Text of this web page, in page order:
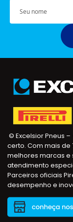
S
u
© Excelsior Pneus
certo. Com mais
melhores marcas e
atendimento
Parceiros oficiais
desempenho e